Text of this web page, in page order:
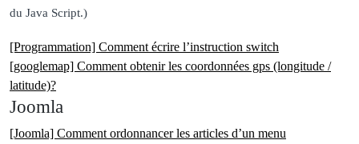
du Java Script.)
[Programmation] Comment écrire l’instruction switch
[googlemap] Comment obtenir les coordonnées gps (longitude /
latitude)?
Joomla
[Joomla] Comment ordonnancer les articles d’un menu